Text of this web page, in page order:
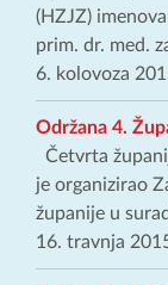
(HZJZ)
prim. dr. med.
6. kolovoza
Održana 4.
Četvrta
je organizirao
županije u
16. travnja